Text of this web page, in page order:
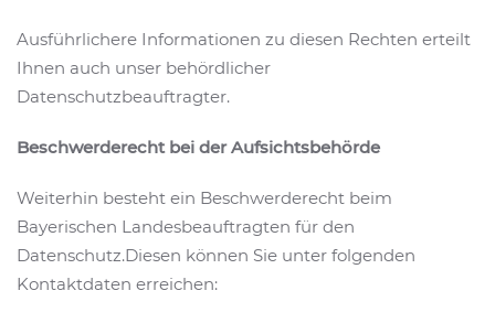
Ausführlichere Informationen zu diesen Rechten erteilt
Ihnen auch unser behördlicher
Datenschutzbeauftragter.
Beschwerderecht bei der Aufsichtsbehörde
Weiterhin besteht ein Beschwerderecht beim
Bayerischen Landesbeauftragten für den
Datenschutz.Diesen können Sie unter folgenden
Kontaktdaten erreichen: